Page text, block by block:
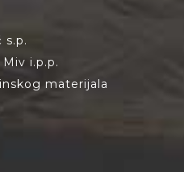
s.p.
i.p.p.
materijala